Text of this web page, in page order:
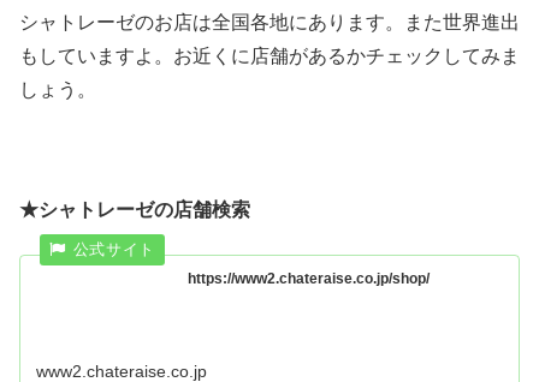
シャトレーゼのお店は全国各地にあります。また世界進出
もしていますよ。お近くに店舗があるかチェックしてみま
しょう。
★シャトレーゼの店舗検索
https://www2.chateraise.co.jp/shop/
www2.chateraise.co.jp